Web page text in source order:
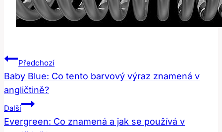
Navigace
Pro
Příspěvek
Předchozí
Baby Blue: Co tento barvový výraz znamená v
angličtině?
Další
Evergreen: Co znamená a jak se používá v